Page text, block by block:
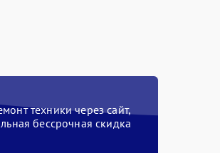
техники через сайт,
бессрочная скидка